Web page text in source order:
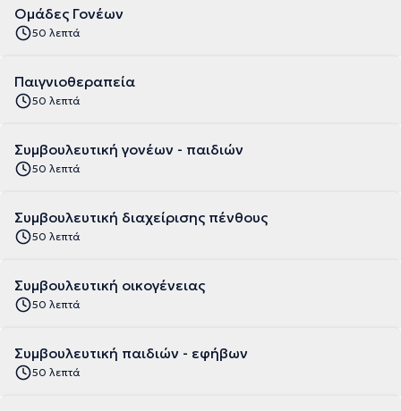
Ομάδες Γονέων
50 λεπτά
Παιγνιοθεραπεία
50 λεπτά
Συμβουλευτική γονέων - παιδιών
50 λεπτά
Συμβουλευτική διαχείρισης πένθους
50 λεπτά
Συμβουλευτική οικογένειας
50 λεπτά
Συμβουλευτική παιδιών - εφήβων
50 λεπτά